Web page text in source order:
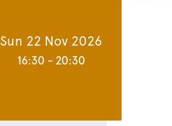
Sun 22 Nov 2026
16:30 - 20:30